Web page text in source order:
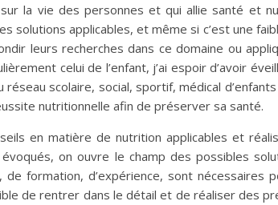
la vie des personnes et qui allie santé et
solutions applicables, et même si c’est une
leurs recherches dans ce domaine ou
celui de l’enfant, j’ai espoir d’avoir
scolaire, social, sportif, médical
nutritionnelle afin de préserver sa santé.
en matière de nutrition applicables et
on ouvre le champ des possibles
formation, d’expérience, sont
de rentrer dans le détail et de réaliser des